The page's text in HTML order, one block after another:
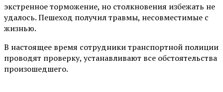
экстренное торможение, но столкновения избежать не
удалось. Пешеход получил травмы, несовместимые с
жизнью.
В настоящее время сотрудники транспортной полиции
проводят проверку, устанавливают все обстоятельства
произошедшего.